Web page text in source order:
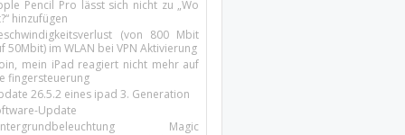
Pencil Pro lässt sich nicht zu „Wo
hinzufügen
(von 800 Mbit
50Mbit) im WLAN bei VPN Aktivierung
mein iPad reagiert nicht mehr auf
fingersteuerung
26.5.2 eines ipad 3. Generation
Update
Magic